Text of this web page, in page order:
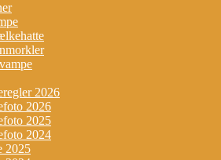
2026
2026
2025
2024
2025